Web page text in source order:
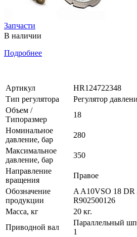
Запчасти
В наличии
Подробнее
Артикул
HR124722348
Тип регулятора
Регулятор
Объем /
Типоразмер
18
Номинальное
давление, бар
280
Максимальное
давление, бар
350
Направление
вращения
Правое
Обозначение
продукции
A A10VSO 18 DR
R902500126
Масса, кг
20 кг.
Приводной вал
Параллельный
1